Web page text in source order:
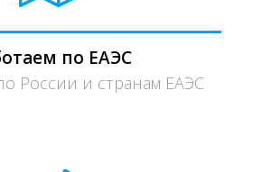
по ЕАЭС
России и странам ЕАЭС